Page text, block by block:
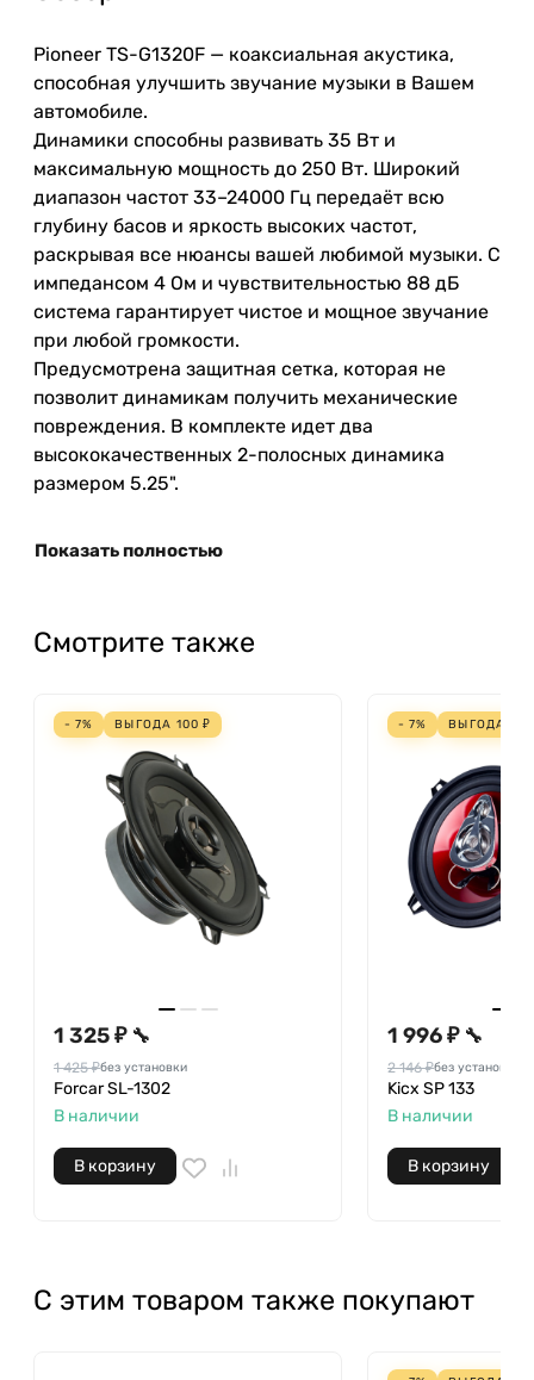
Pioneer TS-G1320F — коаксиальная акустика,
способная улучшить звучание музыки в Вашем
автомобиле.
Динамики способны развивать 35 Вт и
максимальную мощность до 250 Вт. Широкий
диапазон частот 33–24000 Гц передаёт всю
глубину басов и яркость высоких частот,
раскрывая все нюансы вашей любимой музыки. С
импедансом 4 Ом и чувствительностью 88 дБ
система гарантирует чистое и мощное звучание
при любой громкости.
Предусмотрена защитная сетка, которая не
позволит динамикам получить механические
повреждения. В комплекте идет два
высококачественных 2-полосных динамика
размером 5.25".
Показать полностью
Смотрите также
- 7% ВЫГОДА 100 ₽
1 325 ₽ 🔧
1 425 ₽без установки
Forcar SL-1302
В наличии
В корзину
- 7% ВЫГОДА
1 996 ₽ 🔧
2 146 ₽без установки
Kicx SP 133
В наличии
В корзину
С этим товаром также покупают